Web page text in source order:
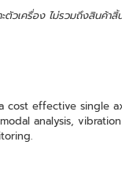
ตัวเครื่อง ไม่รวมถึงสินค้า
cost effective single
analysis,